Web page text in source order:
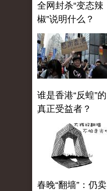
全网封杀“变态辣
椒”说明什么？
谁是香港“反蝗”的
真正受益者？
春晚“翻墙”：仍卖